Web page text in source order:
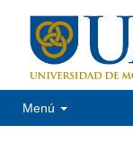
Menú